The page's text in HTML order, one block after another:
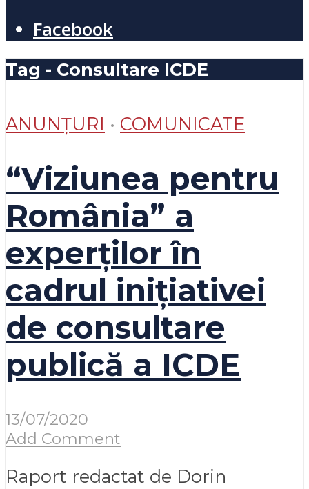
Facebook
Tag - Consultare ICDE
ANUNȚURI • COMUNICATE
“Viziunea pentru
România” a
experților în
cadrul inițiativei
de consultare
publică a ICDE
13/07/2020
Add Comment
Raport redactat de Dorin